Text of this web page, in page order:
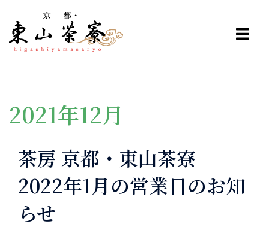
2021年12月
茶房 京都・東山茶寮
2022年1月の営業日のお知
らせ